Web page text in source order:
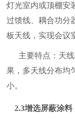
灯光室内或顶棚安
过馈线、耦合功分
板天线，实现会议
主要特点：天线
果，多天线分布均
小。
2.3增选屏蔽涂料